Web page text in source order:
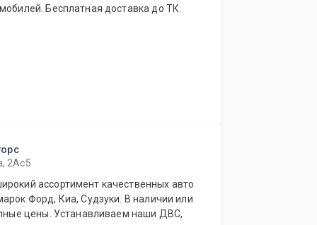
Бесплатная доставка до ТК.
2Ас5
ассортимент качественных авто
Форд, Киа, Судзуки. В наличии или
цены. Устанавливаем наши ДВС,